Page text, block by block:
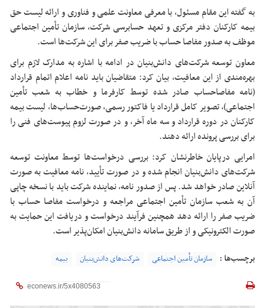
به گفته این مقام مسئول، با معرفی معاونت علمی و فناوری و ارائه لیست حق
بیمه کارکنان دفتر مرکزی و تعهد حسابرسی شرکت، سازمان تأمین اجتماعی
موظف به صدور مفاصا حساب با ضریب صفر برای این شرکت‌ها است.
معاون توسعه شرکت‌های دانش‌بنیان در ادامه با اشاره به مدارک لازم برای
بهره‌مندی از این معافیت، بیان کرد: متقاضیان باید نامه اعلام اتمام قرارداد
(نامه مفاصاحساب صادر شده توسط کارفرما و خطاب به شعب تأمین
اجتماعی)، تصویر کامل قرارداد یا فاکتور رسمی، صورت‌حساب‌ها، لیست بیمه
کارکنان در دوره قرارداد و سه ماه آخر، و در صورت لزوم پیوست‌های فنی را
برای بررسی پرونده ارائه دهند.
امرایی درپایان خاطرنشان کرد: بررسی درخواست‌ها توسط معاونت توسعه
شرکت‌های دانش‌بنیان انجام شده و در صورت تأیید، نامه معافیت به صورت
آنلاین صادر خواهد شد. پس از صدور نامه، نماینده شرکت باید با نسخه چاپی
آن به شعب سازمان تأمین اجتماعی مراجعه و درخواست مفاصا حساب با
ضریب صفر را ارائه دهد همچنین فرآیند درخواست و دریافت این حمایت به
صورت الکترونیکی و از طریق سامانه دانش‌بنیان امکان‌پذیر است.
برچسب‌ها : سازمان تأمین اجتماعی شرکت‌های دانش‌بنیان بیمه